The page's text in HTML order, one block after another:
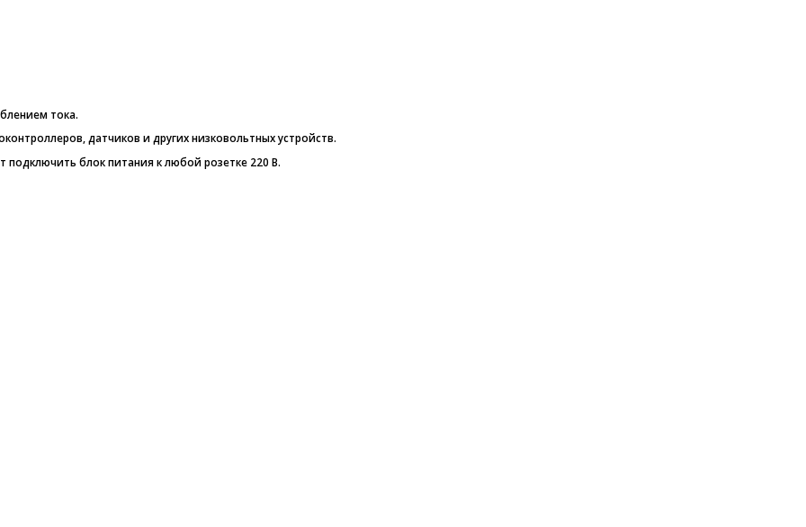
тока.
датчиков и других низковольтных устройств.
подключить блок питания к любой розетке 220 В.